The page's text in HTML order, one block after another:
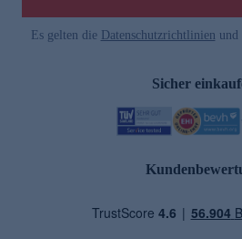
Es gelten die Datenschutzrichtlinien und
Sicher